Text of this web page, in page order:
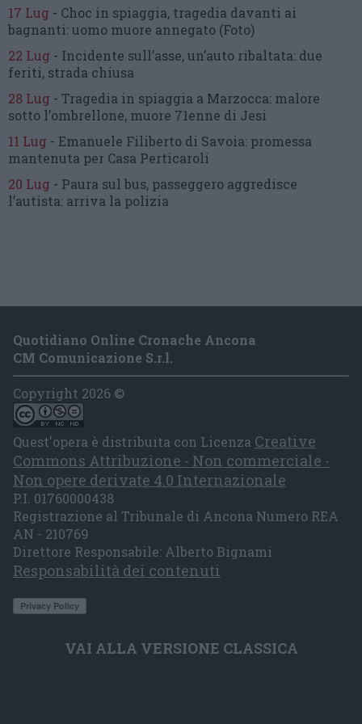
17 Lug - Choc in spiaggia, tragedia davanti ai
bagnanti:uomo muore annegato (Foto)
22 Lug - Incidente sull’asse, un’auto ribaltata: due
feriti, strada chiusa
28 Lug - Tragedia in spiaggia a Marzocca: malore
sotto l’ombrellone, muore 71enne di Jesi
11 Lug - Emanuele Filiberto di Savoia: promessa
mantenuta per Casa Perticaroli
20 Lug - Paura sul bus, passeggero aggredisce
l’autista: arriva la polizia
Quotidiano Online Cronache Ancona
CM Comunicazione S.r.l.
Copyright 2026 ©
Quest'opera è distribuita con Licenza Creative
Commons Attribuzione - Non commerciale -
Non opere derivate 4.0 Internazionale
P.I. 01760000438
Registrazione al Tribunale di Ancona Numero REA
AN - 210769
Direttore Responsabile: Alberto Bignami
Responsabilità dei contenuti
VAI ALLA VERSIONE CLASSICA